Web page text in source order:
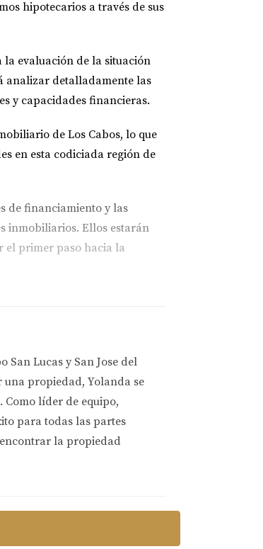
hipotecarios a través de sus
la evaluación de la situación
analizar detalladamente las
y capacidades financieras.
de Los Cabos, lo que
en esta codiciada región de
de financiamiento y las
inmobiliarios. Ellos estarán
el primer paso hacia la
San Lucas y San Jose del
una propiedad, Yolanda se
Como líder de equipo,
para todas las partes
la propiedad